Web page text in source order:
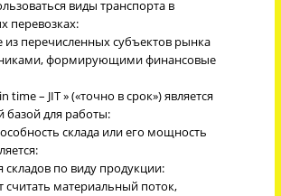
виды транспорта в
перевозках:
из перечисленных субъектов рынка
формирующими финансовые
time – JIT » («точно в срок») является
базой для работы:
склада или его мощность
складов по виду продукции:
считать материальный поток,